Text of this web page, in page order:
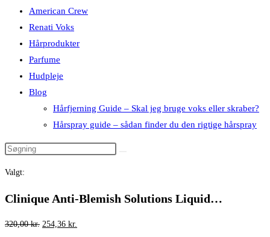
American Crew
Renati Voks
Hårprodukter
Parfume
Hudpleje
Blog
Hårfjerning Guide – Skal jeg bruge voks eller skraber?
Hårspray guide – sådan finder du den rigtige hårspray
Valgt:
Clinique Anti-Blemish Solutions Liquid…
320,00kr. Den
254,36 kr.